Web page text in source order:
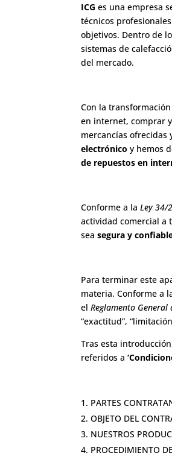
ICG es una empresa
técnicos
objetivos. Dentro de
sistemas de
del mercado.
Con la
en internet, comprar
mercancías ofrecidas
electrónico y hemos
de repuestos en
Conforme a laLey 34/
actividad comercial a
seasegura y
Para terminar este
materia. Conforme a
elReglamento General
“exactitud”,
Tras esta
referidos a
PARTES
OBJETO DEL
NUESTROS
PROCEDIMIENTO